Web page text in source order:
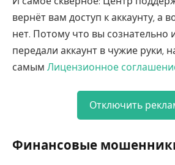
вернёт вам доступ к аккаунту, а
нет. Потому что вы сознательно
передали аккаунт в чужие руки,
самым Лицензионное
Отключить
Финансовые